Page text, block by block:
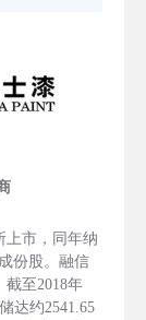
上市，同年纳
份股。融信
截至2018年
达约2541.65